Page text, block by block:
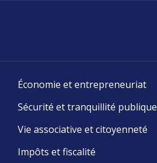
Économie et entrepreneuriat
Sécurité et tranquillité publique
Vie associative et citoyenneté
Impôts et fiscalité